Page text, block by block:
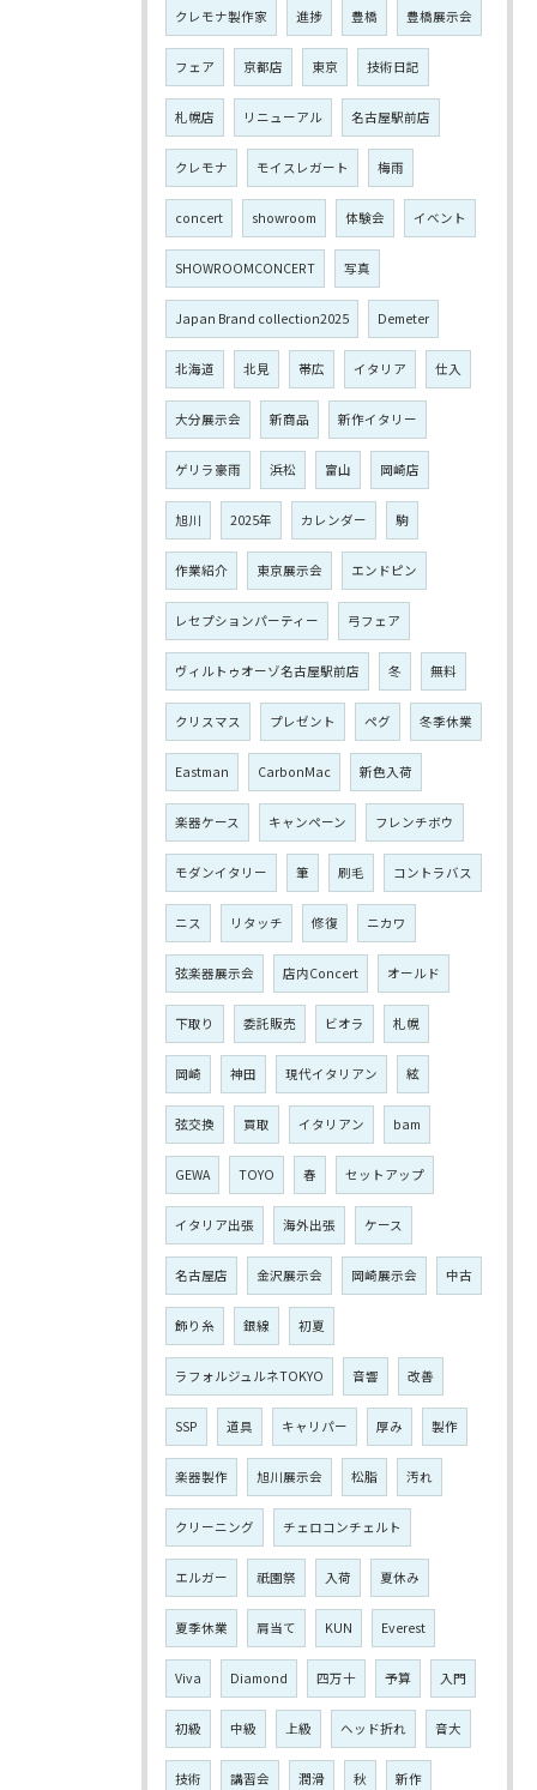
クレモナ製作家 進捗 豊橋 豊橋展示会
フェア 京都店 東京 技術日記
札幌店 リニューアル 名古屋駅前店
クレモナ モイスレガート 梅雨
concert showroom 体験会 イベント
SHOWROOMCONCERT 写真
Japan Brand collection2025 Demeter
北海道 北見 帯広 イタリア 仕入
大分展示会 新商品 新作イタリー
ゲリラ豪雨 浜松 富山 岡崎店
旭川 2025年 カレンダー 駒
作業紹介 東京展示会 エンドピン
レセプションパーティー 弓フェア
ヴィルトゥオーゾ名古屋駅前店 冬 無料
クリスマス プレゼント ペグ 冬季休業
Eastman CarbonMac 新色入荷
楽器ケース キャンペーン フレンチボウ
モダンイタリー 筆 刷毛 コントラバス
ニス リタッチ 修復 ニカワ
弦楽器展示会 店内Concert オールド
下取り 委託販売 ビオラ 札幌
岡崎 神田 現代イタリアン 絃
弦交換 買取 イタリアン bam
GEWA TOYO 春 セットアップ
イタリア出張 海外出張 ケース
名古屋店 金沢展示会 岡崎展示会 中古
飾り糸 銀線 初夏
ラフォルジュルネTOKYO 音響 改善
SSP 道具 キャリパー 厚み 製作
楽器製作 旭川展示会 松脂 汚れ
クリーニング チェロコンチェルト
エルガー 祇園祭 入荷 夏休み
夏季休業 肩当て KUN Everest
Viva Diamond 四万十 予算 入門
初級 中級 上級 ヘッド折れ 音大
技術 講習会 潤滑 秋 新作